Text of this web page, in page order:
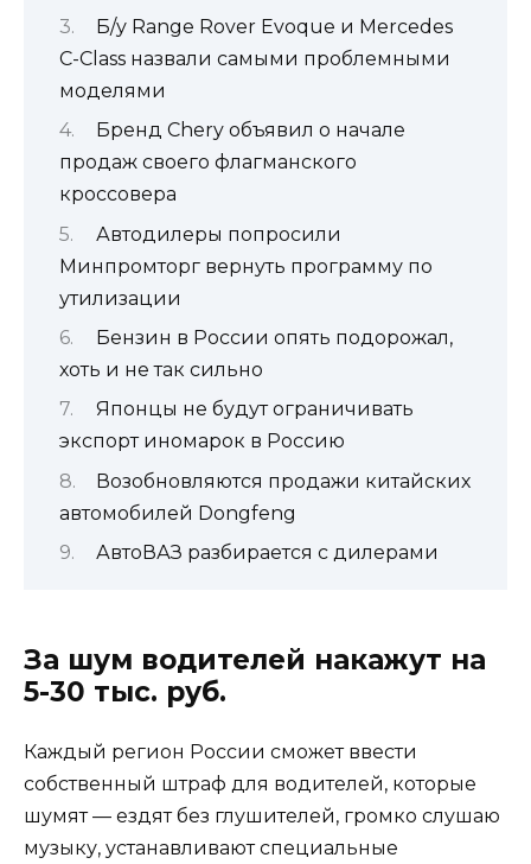
Б/у Range Rover Evoque и Mercedes
C-Class назвали самыми проблемными
моделями
Бренд Chery объявил о начале
продаж своего флагманского
кроссовера
Автодилеры попросили
Минпромторг вернуть программу по
утилизации
Бензин в России опять подорожал,
хоть и не так сильно
Японцы не будут ограничивать
экспорт иномарок в Россию
Возобновляются продажи китайских
автомобилей Dongfeng
АвтоВАЗ разбирается с дилерами
За шум водителей накажут на
5-30 тыс. руб.
Каждый регион России сможет ввести
собственный штраф для водителей, которые
шумят — ездят без глушителей, громко слушаю
музыку, устанавливают специальные